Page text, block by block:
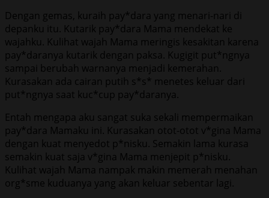
Dengan gemas, kuraih pay*dara yang menari-nari di
depanku itu. Kutarik pay*dara Mama mendekat ke
wajahku. Kulihat wajah Mama meringis kesakitan karena
pay*daranya kutarik dengan paksa. Kugigit put*ngnya
sampai berubah warnanya menjadi kemerahan.
Kurasakan ada cairan putih s*s* menetes keluar dari
put*ngnya saat kuc*cup pay*daranya.
Entah mengapa aku sangat suka sekali mempermaikan
pay*dara Mamaku ini. Kurasakan otot-otot v*gina Mama
dengan kuat menyedot p*nisku. Semakin lama kurasa
semakin kuat saja v*gina Mama menjepit p*nisku.
Kulihat wajah Mama nampak makin memerah menahan
org*sme kuduanya yang akan keluar sebentar lagi.